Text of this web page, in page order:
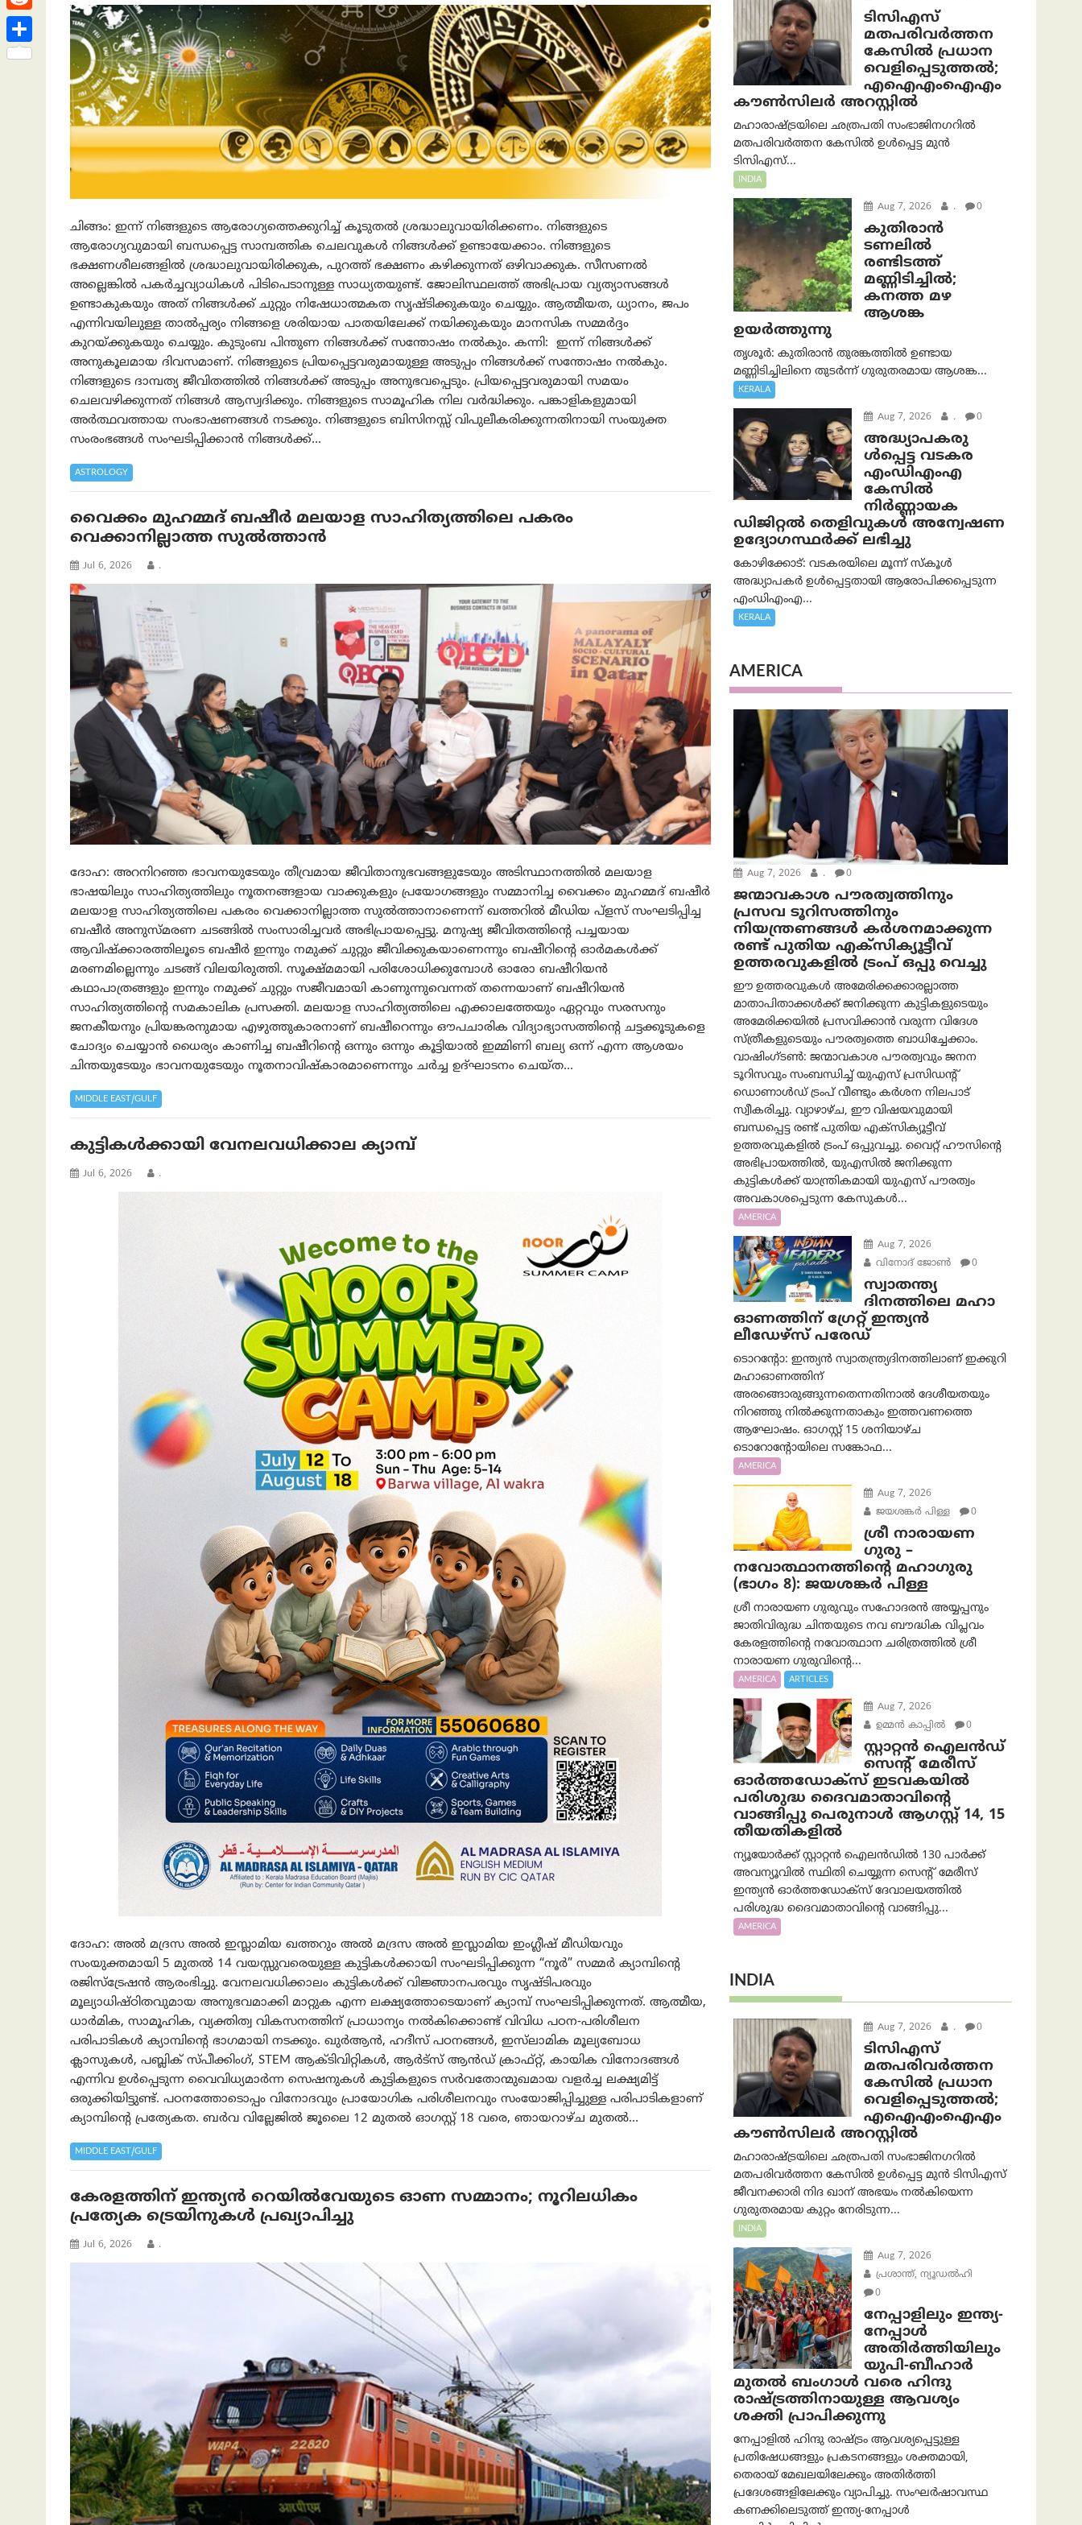
ചിങ്ങം: ഇന്ന് നിങ്ങളുടെ ആരോഗ്യത്തെക്കുറിച്ച് കൂടുതൽ ശ്രദ്ധാലുവായിരിക്കണം. നിങ്ങളുടെ
ആരോഗ്യവുമായി ബന്ധപ്പെട്ട സാമ്പത്തിക ചെലവുകൾ നിങ്ങൾക്ക് ഉണ്ടായേക്കാം. നിങ്ങളുടെ
ഭക്ഷണശീലങ്ങളിൽ ശ്രദ്ധാലുവായിരിക്കുക, പുറത്ത് ഭക്ഷണം കഴിക്കുന്നത് ഒഴിവാക്കുക. സീസണൽ
അല്ലെങ്കിൽ പകർച്ചവ്യാധികൾ പിടിപെടാനുള്ള സാധ്യതയുണ്ട്. ജോലിസ്ഥലത്ത് അഭിപ്രായ വ്യത്യാസങ്ങൾ
ഉണ്ടാകുകയും അത് നിങ്ങൾക്ക് ചുറ്റും നിഷേധാത്മകത സൃഷ്ടിക്കുകയും ചെയ്യും. ആത്മീയത, ധ്യാനം, ജപം
എന്നിവയിലുള്ള താൽപ്പര്യം നിങ്ങളെ ശരിയായ പാതയിലേക്ക് നയിക്കുകയും മാനസിക സമ്മർദ്ദം
കുറയ്ക്കുകയും ചെയ്യും. കുടുംബ പിന്തുണ നിങ്ങൾക്ക് സന്തോഷം നൽകും. കന്നി: ഇന്ന് നിങ്ങൾക്ക്
അനുകൂലമായ ദിവസമാണ്. നിങ്ങളുടെ പ്രിയപ്പെട്ടവരുമായുള്ള അടുപ്പം നിങ്ങൾക്ക് സന്തോഷം നൽകും.
നിങ്ങളുടെ ദാമ്പത്യ ജീവിതത്തിൽ നിങ്ങൾക്ക് അടുപ്പം അനുഭവപ്പെടും. പ്രിയപ്പെട്ടവരുമായി സമയം
ചെലവഴിക്കുന്നത് നിങ്ങൾ ആസ്വദിക്കും. നിങ്ങളുടെ സാമൂഹിക നില വർദ്ധിക്കും. പങ്കാളികളുമായി
അർത്ഥവത്തായ സംഭാഷണങ്ങൾ നടക്കും. നിങ്ങളുടെ ബിസിനസ്സ് വിപുലീകരിക്കുന്നതിനായി സംയുക്ത
സംരംഭങ്ങൾ സംഘടിപ്പിക്കാൻ നിങ്ങൾക്ക്…
ASTROLOGY
വൈക്കം മുഹമ്മദ് ബഷീര്‍ മലയാള സാഹിത്യത്തിലെ പകരം
വെക്കാനില്ലാത്ത സുല്‍ത്താന്‍
Jul 6, 2026 .
ദോഹ: അറനിറഞ്ഞ ഭാവനയുടേയും തീവ്രമായ ജീവിതാനുഭവങ്ങളുടേയും അടിസ്ഥാനത്തില്‍ മലയാള
ഭാഷയിലും സാഹിത്യത്തിലും നൂതനങ്ങളായ വാക്കുകളും പ്രയോഗങ്ങളും സമ്മാനിച്ച വൈക്കം മുഹമ്മദ് ബഷീര്‍
മലയാള സാഹിത്യത്തിലെ പകരം വെക്കാനില്ലാത്ത സുല്‍ത്താനാണെന്ന് ഖത്തറില്‍ മീഡിയ പ്‌ളസ് സംഘടിപ്പിച്ച
ബഷീര്‍ അനുസ്മരണ ചടങ്ങില്‍ സംസാരിച്ചവര്‍ അഭിപ്രായപ്പെട്ടു. മനുഷ്യ ജീവിതത്തിന്റെ പച്ചയായ
ആവിഷ്‌ക്കാരത്തിലൂടെ ബഷീര്‍ ഇന്നും നമുക്ക് ചുറ്റും ജീവിക്കുകയാണെന്നും ബഷീറിന്റെ ഓര്‍മകള്‍ക്ക്
മരണമില്ലെന്നും ചടങ്ങ് വിലയിരുത്തി. സൂക്ഷ്മമായി പരിശോധിക്കുമ്പോള്‍ ഓരോ ബഷീറിയന്‍
കഥാപാത്രങ്ങളും ഇന്നും നമുക്ക് ചുറ്റും സജീവമായി കാണുന്നുവെന്നത് തന്നെയാണ് ബഷീറിയന്‍
സാഹിത്യത്തിന്റെ സമകാലിക പ്രസക്തി. മലയാള സാഹിത്യത്തിലെ എക്കാലത്തേയും ഏറ്റവും സരസനും
ജനകീയനും പ്രിയങ്കരനുമായ എഴുത്തുകാരനാണ് ബഷീറെന്നും ഔപചാരിക വിദ്യാഭ്യാസത്തിന്റെ ചട്ടക്കൂടുകളെ
ചോദ്യം ചെയ്യാന്‍ ധൈര്യം കാണിച്ച ബഷീറിന്റെ ഒന്നും ഒന്നും കൂട്ടിയാല്‍ ഇമ്മിണി ബല്യ ഒന്ന് എന്ന ആശയം
ചിന്തയുടേയും ഭാവനയുടേയും നൂതനാവിഷ്‌കാരമാണെന്നും ചര്‍ച്ച ഉദ്ഘാടനം ചെയ്ത…
MIDDLE EAST/GULF
കുട്ടികൾക്കായി വേനലവധിക്കാല ക്യാമ്പ്
Jul 6, 2026 .
ദോഹ: അൽ മദ്രസ അൽ ഇസ്ലാമിയ ഖത്തറും അൽ മദ്രസ അൽ ഇസ്ലാമിയ ഇംഗ്ലീഷ് മീഡിയവും
സംയുക്തമായി 5 മുതൽ 14 വയസ്സുവരെയുള്ള കുട്ടികൾക്കായി സംഘടിപ്പിക്കുന്ന “നൂർ” സമ്മർ ക്യാമ്പിന്റെ
രജിസ്ട്രേഷൻ ആരംഭിച്ചു. വേനലവധിക്കാലം കുട്ടികൾക്ക് വിജ്ഞാനപരവും സൃഷ്ടിപരവും
മൂല്യാധിഷ്ഠിതവുമായ അനുഭവമാക്കി മാറ്റുക എന്ന ലക്ഷ്യത്തോടെയാണ് ക്യാമ്പ് സംഘടിപ്പിക്കുന്നത്. ആത്മീയ,
ധാർമിക, സാമൂഹിക, വ്യക്തിത്വ വികസനത്തിന് പ്രാധാന്യം നൽകിക്കൊണ്ട് വിവിധ പഠന-പരിശീലന
പരിപാടികൾ ക്യാമ്പിന്റെ ഭാഗമായി നടക്കും. ഖുർആൻ, ഹദീസ് പഠനങ്ങൾ, ഇസ്‌ലാമിക മൂല്യബോധ
ക്ലാസുകൾ, പബ്ലിക് സ്പീക്കിംഗ്, STEM ആക്ടിവിറ്റികൾ, ആർട്സ് ആൻഡ് ക്രാഫ്റ്റ്, കായിക വിനോദങ്ങൾ
എന്നിവ ഉൾപ്പെടുന്ന വൈവിധ്യമാർന്ന സെഷനുകൾ കുട്ടികളുടെ സർവതോന്മുഖമായ വളർച്ച ലക്ഷ്യമിട്ട്
ഒരുക്കിയിട്ടുണ്ട്. പഠനത്തോടൊപ്പം വിനോദവും പ്രായോഗിക പരിശീലനവും സംയോജിപ്പിച്ചുള്ള പരിപാടികളാണ്
ക്യാമ്പിന്റെ പ്രത്യേകത. ബർവ വില്ലേജിൽ ജൂലൈ 12 മുതൽ ഓഗസ്റ്റ് 18 വരെ, ഞായറാഴ്ച മുതൽ…
MIDDLE EAST/GULF
കേരളത്തിന് ഇന്ത്യന്‍ റെയില്‍‌വേയുടെ ഓണ സമ്മാനം; നൂറിലധികം
പ്രത്യേക ട്രെയിനുകൾ പ്രഖ്യാപിച്ചു
Jul 6, 2026 .
ടിസിഎസ്
മതപരിവർത്തന
കേസിൽ പ്രധാന
വെളിപ്പെടുത്തൽ;
എഐഎംഐഎം
കൗൺസിലർ അറസ്റ്റിൽ
മഹാരാഷ്ട്രയിലെ ഛത്രപതി സംഭാജിനഗറിൽ
മതപരിവർത്തന കേസിൽ ഉൾപ്പെട്ട മുൻ
ടിസിഎസ്...
INDIA
Aug 7, 2026 . 0
കുതിരാൻ
ടണലിൽ
രണ്ടിടത്ത്
മണ്ണിടിച്ചിൽ;
കനത്ത മഴ
ആശങ്ക
ഉയർത്തുന്നു
തൃശൂർ: കുതിരാൻ തുരങ്കത്തിൽ ഉണ്ടായ
മണ്ണിടിച്ചിലിനെ തുടർന്ന് ഗുരുതരമായ ആശങ്ക...
KERALA
Aug 7, 2026 . 0
അദ്ധ്യാപകരു
ള്‍പ്പെട്ട വടകര
എംഡി‌എം‌എ
കേസില്‍
നിര്‍ണ്ണായക
ഡിജിറ്റല്‍ തെളിവുകള്‍ അന്വേഷണ
ഉദ്യോഗസ്ഥര്‍ക്ക് ലഭിച്ചു
കോഴിക്കോട്: വടകരയിലെ മൂന്ന് സ്കൂൾ
അദ്ധ്യാപകർ ഉൾപ്പെട്ടതായി ആരോപിക്കപ്പെടുന്ന
എംഡിഎംഎ...
KERALA
AMERICA
Aug 7, 2026 . 0
ജന്മാവകാശ പൗരത്വത്തിനും
പ്രസവ ടൂറിസത്തിനും
നിയന്ത്രണങ്ങൾ കർശനമാക്കുന്ന
രണ്ട് പുതിയ എക്സിക്യൂട്ടീവ്
ഉത്തരവുകളിൽ ട്രംപ് ഒപ്പു വെച്ചു
ഈ ഉത്തരവുകൾ അമേരിക്കക്കാരല്ലാത്ത
മാതാപിതാക്കൾക്ക് ജനിക്കുന്ന കുട്ടികളുടെയും
അമേരിക്കയിൽ പ്രസവിക്കാൻ വരുന്ന വിദേശ
സ്ത്രീകളുടെയും പൗരത്വത്തെ ബാധിച്ചേക്കാം.
വാഷിംഗ്ടണ്‍: ജന്മാവകാശ പൗരത്വവും ജനന
ടൂറിസവും സംബന്ധിച്ച് യുഎസ് പ്രസിഡന്റ്
ഡൊണാൾഡ് ട്രംപ് വീണ്ടും കർശന നിലപാട്
സ്വീകരിച്ചു. വ്യാഴാഴ്ച, ഈ വിഷയവുമായി
ബന്ധപ്പെട്ട രണ്ട് പുതിയ എക്സിക്യൂട്ടീവ്
ഉത്തരവുകളിൽ ട്രംപ് ഒപ്പുവച്ചു. വൈറ്റ് ഹൗസിന്റെ
അഭിപ്രായത്തിൽ, യുഎസിൽ ജനിക്കുന്ന
കുട്ടികൾക്ക് യാന്ത്രികമായി യുഎസ് പൗരത്വം
അവകാശപ്പെടുന്ന കേസുകൾ...
AMERICA
Aug 7, 2026
വിനോദ് ജോൺ
0
സ്വാതന്ത്യ
ദിനത്തിലെ മഹാ
ഓണത്തിന് ഗ്രേറ്റ് ഇന്ത്യൻ
ലീഡേഴ്സ് പരേഡ്
ടൊറന്റോ: ഇന്ത്യൻ സ്വാതന്ത്ര്യദിനത്തിലാണ് ഇക്കുറി
മഹാഓണത്തിന്
അരങ്ങൊരുങ്ങുന്നതെന്നതിനാൽ ദേശീയതയും
നിറഞ്ഞു നിൽക്കുന്നതാകും ഇത്തവണത്തെ
ആഘോഷം. ഓഗസ്റ്റ് 15 ശനിയാഴ്ച
ടൊറോന്റോയിലെ സങ്കോഫ...
AMERICA
Aug 7, 2026
ജയശങ്കര്‍ പിള്ള
0
ശ്രീ നാരായണ
ഗുരു –
നവോത്ഥാനത്തിന്റെ മഹാഗുരു
(ഭാഗം 8): ജയശങ്കര്‍ പിള്ള
ശ്രീ നാരായണ ഗുരുവും സഹോദരൻ അയ്യപ്പനും
ജാതിവിരുദ്ധ ചിന്തയുടെ നവ ബൗദ്ധിക വിപ്ലവം
കേരളത്തിന്റെ നവോത്ഥാന ചരിത്രത്തിൽ ശ്രീ
നാരായണ ഗുരുവിന്റെ...
AMERICA ARTICLES
Aug 7, 2026
ഉമ്മന്‍ കാപ്പില്‍
0
സ്റ്റാറ്റൻ ഐലൻഡ്
സെന്റ് മേരീസ്
ഓർത്തഡോക്സ് ഇടവകയിൽ
പരിശുദ്ധ ദൈവമാതാവിന്റെ
വാങ്ങിപ്പു പെരുനാൾ ആഗസ്റ്റ് 14, 15
തീയതികളിൽ
ന്യൂയോർക്ക് സ്റ്റാറ്റൻ ഐലൻഡിൽ 130 പാർക്ക്
അവന്യൂവിൽ സ്ഥിതി ചെയ്യുന്ന സെന്റ് മേരീസ്
ഇന്ത്യൻ ഓർത്തഡോക്സ് ദേവാലയത്തിൽ
പരിശുദ്ധ ദൈവമാതാവിന്റെ വാങ്ങിപ്പു...
AMERICA
INDIA
Aug 7, 2026 . 0
ടിസിഎസ്
മതപരിവർത്തന
കേസിൽ പ്രധാന
വെളിപ്പെടുത്തൽ;
എഐഎംഐഎം
കൗൺസിലർ അറസ്റ്റിൽ
മഹാരാഷ്ട്രയിലെ ഛത്രപതി സംഭാജിനഗറിൽ
മതപരിവർത്തന കേസിൽ ഉൾപ്പെട്ട മുൻ ടിസിഎസ്
ജീവനക്കാരി നിദ ഖാന് അഭയം നൽകിയെന്ന
ഗുരുതരമായ കുറ്റം നേരിടുന്ന...
INDIA
Aug 7, 2026
പ്രശാന്ത്, ന്യൂഡല്‍ഹി
0
നേപ്പാളിലും ഇന്ത്യ-
നേപ്പാൾ
അതിർത്തിയിലും
യുപി-ബീഹാർ
മുതൽ ബംഗാൾ വരെ ഹിന്ദു
രാഷ്ട്രത്തിനായുള്ള ആവശ്യം
ശക്തി പ്രാപിക്കുന്നു
നേപ്പാളിൽ ഹിന്ദു രാഷ്ട്രം ആവശ്യപ്പെട്ടുള്ള
പ്രതിഷേധങ്ങളും പ്രകടനങ്ങളും ശക്തമായി,
തെരായ് മേഖലയിലേക്കും അതിർത്തി
പ്രദേശങ്ങളിലേക്കും വ്യാപിച്ചു. സംഘർഷാവസ്ഥ
കണക്കിലെടുത്ത് ഇന്ത്യ-നേപ്പാൾ
s
e
t
n
k
e
h
a
R
e
S